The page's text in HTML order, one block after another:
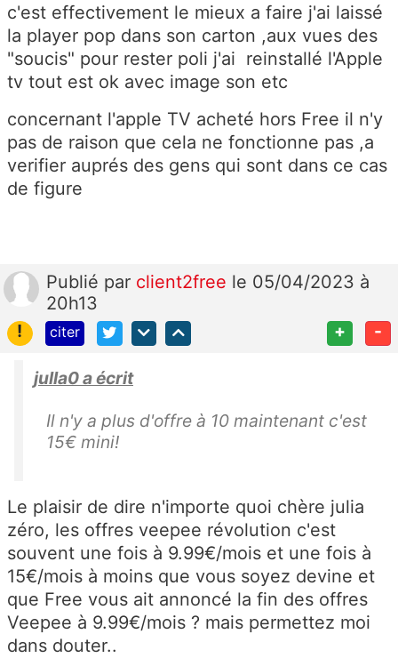
c'est effectivement le mieux a faire j'ai laissé
la player pop dans son carton ,aux vues des
"soucis" pour rester poli j'ai reinstallé l'Apple
tv tout est ok avec image son etc
concernant l'apple TV acheté hors Free il n'y
pas de raison que cela ne fonctionne pas ,a
verifier auprés des gens qui sont dans ce cas
de figure
Publié par client2free le 05/04/2023 à
20h13
!
citer + -
julla0 a écrit
Il n'y a plus d'offre à 10 maintenant c'est
15€ mini!
Le plaisir de dire n'importe quoi chère julia
zéro, les offres veepee révolution c'est
souvent une fois à 9.99€/mois et une fois à
15€/mois à moins que vous soyez devine et
que Free vous ait annoncé la fin des offres
Veepee à 9.99€/mois ? mais permettez moi
dans douter..